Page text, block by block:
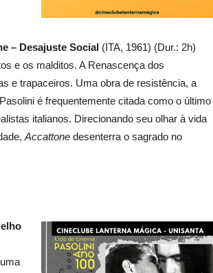
– Desajuste Social (ITA, 1961) (Dur.: 2h)
e os malditos. A Renascença dos
e trapaceiros. Uma obra de resistência, a
é frequentemente citada como o último
italianos. Direcionando seu olhar à vida
Accattone desenterra o sagrado no